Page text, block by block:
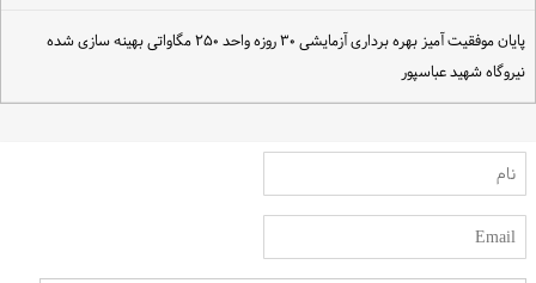
پایان موفقیت آمیز بهره برداری آزمایشی ۳۰ روزه واحد ۲۵۰ مگاواتی بهینه سازی شده
نیروگاه شهید عباسپور